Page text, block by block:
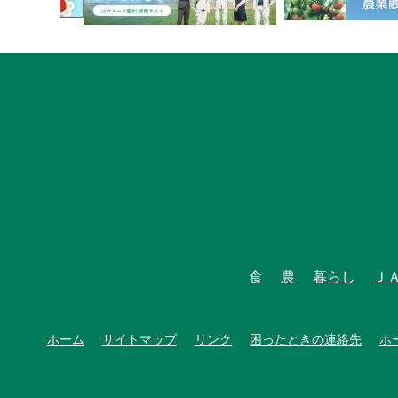
食 農 暮らし Ｊ
ホーム サイトマップ リンク 困ったときの連絡先 ホ